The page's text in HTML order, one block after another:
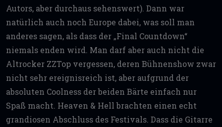
Autors, aber durchaus sehenswert). Dann war
natürlich auch noch Europe dabei, was soll man
anderes sagen, als dass der „Final Countdown“
niemals enden wird. Man darf aber auch nicht die
Altrocker ZZTop vergessen, deren Bühnenshow zwar
nicht sehr ereignisreich ist, aber aufgrund der
absoluten Coolness der beiden Bärte einfach nur
Spaß macht. Heaven & Hell brachten einen echt
grandiosen Abschluss des Festivals. Dass die Gitarre